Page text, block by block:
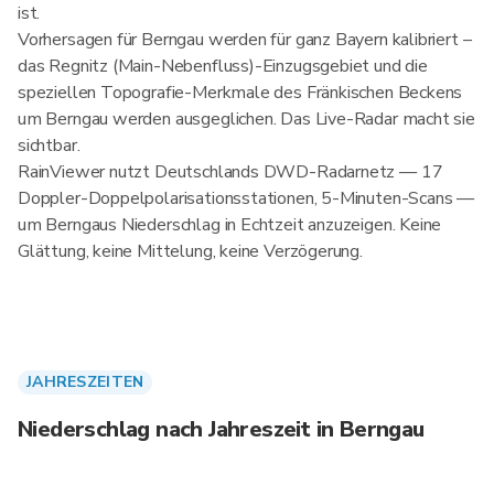
ist.
Vorhersagen für Berngau werden für ganz Bayern kalibriert –
das Regnitz (Main-Nebenfluss)-Einzugsgebiet und die
speziellen Topografie-Merkmale des Fränkischen Beckens
um Berngau werden ausgeglichen. Das Live-Radar macht sie
sichtbar.
RainViewer nutzt Deutschlands DWD-Radarnetz — 17
Doppler-Doppelpolarisationsstationen, 5-Minuten-Scans —
um Berngaus Niederschlag in Echtzeit anzuzeigen. Keine
Glättung, keine Mittelung, keine Verzögerung.
JAHRESZEITEN
Niederschlag nach Jahreszeit in Berngau